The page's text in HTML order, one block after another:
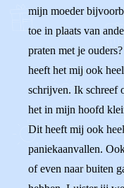
mijn moeder
toe in plaats van
praten met je
heeft het mij ook
schrijven. Ik schreef
het in mijn hoofd
Dit heeft mij ook
paniekaanvallen.
of even naar buiten